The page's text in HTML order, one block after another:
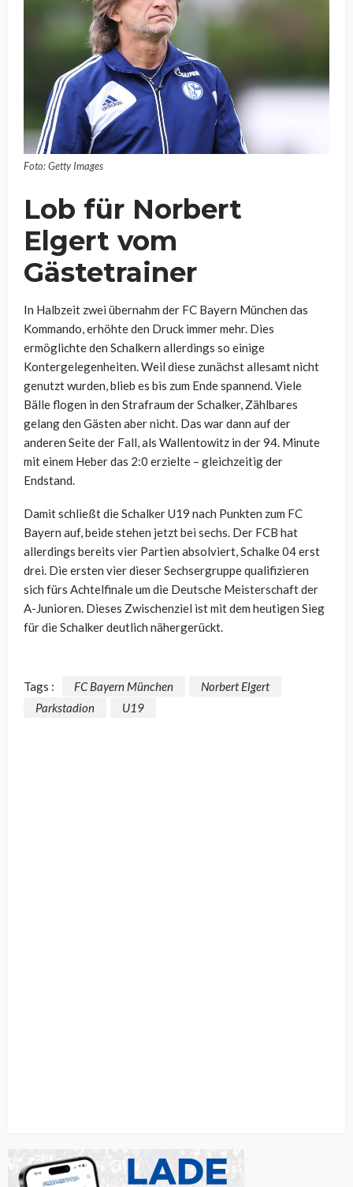
Foto: Getty Images
Lob für Norbert
Elgert vom
Gästetrainer
In Halbzeit zwei übernahm der FC Bayern München das
Kommando, erhöhte den Druck immer mehr. Dies
ermöglichte den Schalkern allerdings so einige
Kontergelegenheiten. Weil diese zunächst allesamt nicht
genutzt wurden, blieb es bis zum Ende spannend. Viele
Bälle flogen in den Strafraum der Schalker, Zählbares
gelang den Gästen aber nicht. Das war dann auf der
anderen Seite der Fall, als Wallentowitz in der 94. Minute
mit einem Heber das 2:0 erzielte – gleichzeitig der
Endstand.
Damit schließt die Schalker U19 nach Punkten zum FC
Bayern auf, beide stehen jetzt bei sechs. Der FCB hat
allerdings bereits vier Partien absolviert, Schalke 04 erst
drei. Die ersten vier dieser Sechsergruppe qualifizieren
sich fürs Achtelfinale um die Deutsche Meisterschaft der
A-Junioren. Dieses Zwischenziel ist mit dem heutigen Sieg
für die Schalker deutlich nähergerückt.
Tags : FC Bayern München
Norbert Elgert
Parkstadion
U19